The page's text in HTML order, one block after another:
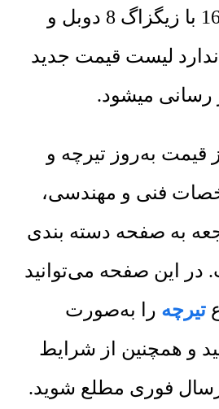
میلگرد 16 و 16 با زیگزاگ 8 دوبل و
14 استاندارد لیست قیمت جدید
رسانی میشود.
قیمت به‌روز تیرچه و
فنی و مهندسی،
به صفحه دسته بندی
این صفحه می‌توانید
تیرچه را به‌صورت
و همچنین از شرایط
فوری مطلع شوید.